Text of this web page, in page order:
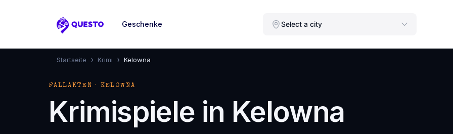
Questo
Select a city
Geschenke
Startseite › Krimi › Kelowna
FALLAKTEN · KELOWNA
Krimispiele in Kelowna